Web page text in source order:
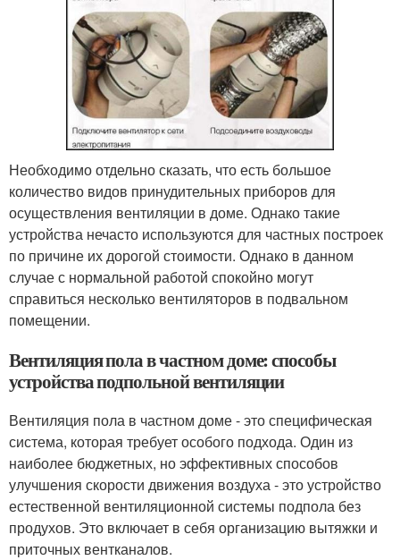
Необходимо отдельно сказать, что есть большое
количество видов принудительных приборов для
осуществления вентиляции в доме. Однако такие
устройства нечасто используются для частных построек
по причине их дорогой стоимости. Однако в данном
случае с нормальной работой спокойно могут
справиться несколько вентиляторов в подвальном
помещении.
Вентиляция пола в частном доме: способы
устройства подпольной вентиляции
Вентиляция пола в частном доме - это специфическая
система, которая требует особого подхода. Один из
наиболее бюджетных, но эффективных способов
улучшения скорости движения воздуха - это устройство
естественной вентиляционной системы подпола без
продухов. Это включает в себя организацию вытяжки и
приточных вентканалов.